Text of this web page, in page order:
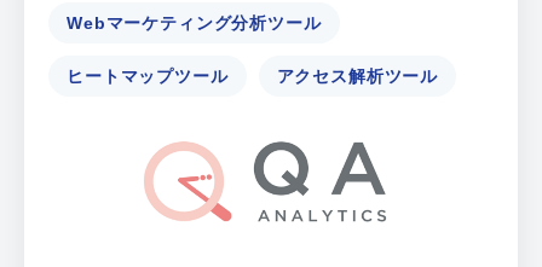
Webマーケティング分析ツール
ヒートマップツール アクセス解析ツール